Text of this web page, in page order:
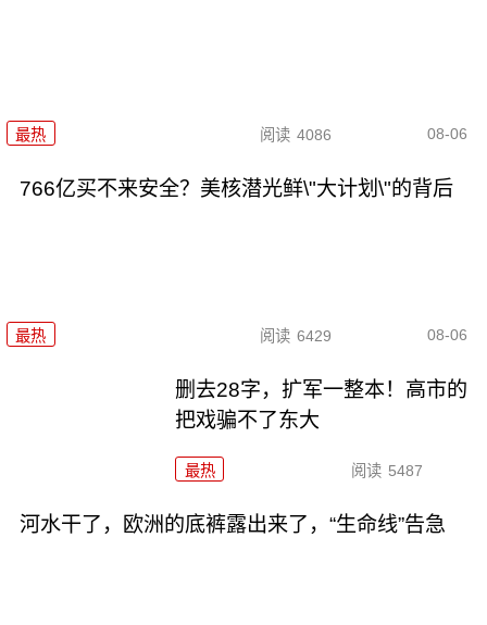
最热 阅读 4086 08-06
766亿买不来安全？美核潜光鲜\"大计划\"的背后
最热 阅读 6429 08-06
删去28字，扩军一整本！高市的
把戏骗不了东大
最热 阅读 5487
河水干了，欧洲的底裤露出来了，“生命线”告急